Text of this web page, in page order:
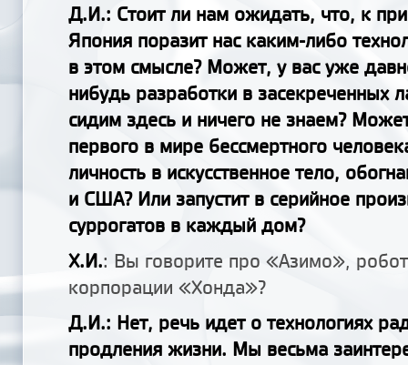
Д.И.: Стоит ли нам ожидать, что, к
Япония поразит нас каким-либо
в этом смысле? Может, у вас уже
нибудь разработки в засекреченных
сидим здесь и ничего не знаем?
первого в мире бессмертного
личность в искусственное тело,
и США? Или запустит в серийное
суррогатов в каждый дом?
Х.И.: Вы говорите про «Азимо»,
корпорации «Хонда»?
Д.И.: Нет, речь идет о технологиях
продления жизни. Мы весьма